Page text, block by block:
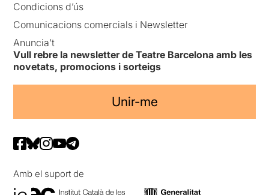
Condicions d’ús
Comunicacions comercials i Newsletter
Anuncia’t
Vull rebre la newsletter de Teatre Barcelona amb les
novetats, promocions i sorteigs
Unir-me
Amb el suport de